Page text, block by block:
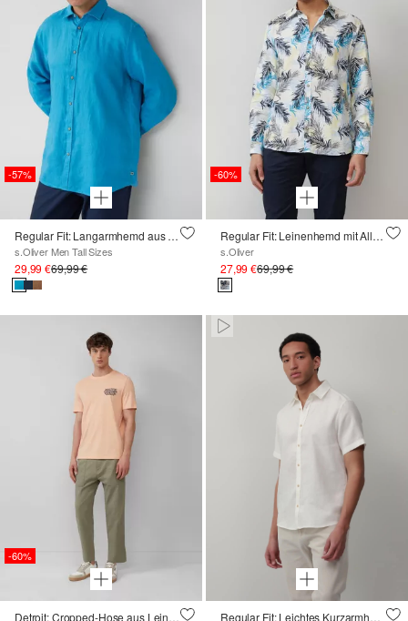
-57%
Regular Fit: Langarmhemd aus Leinen
s.Oliver Men Tall Sizes
29,99 €69,99 €
-60%
Regular Fit: Leinenhemd mit All-over-Print
s.Oliver
27,99 €69,99 €
-60%
Detroit: Cropped-Hose aus Leinenmix im Relaxed Fit
Pausiert • Stumm
Regular Fit: Leichtes Kurzarmhemd aus 100% Leinen